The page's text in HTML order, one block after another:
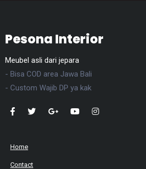
Pesona Interior
Meubel asli dari jepara
- Bisa COD area Jawa Bali
- Custom Wajib DP ya kak
Home
Contact